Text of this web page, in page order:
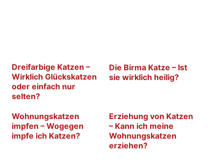
Dreifarbige Katzen –
Wirklich Glückskatzen
oder einfach nur
selten?
Die Birma Katze – Ist
sie wirklich heilig?
Wohnungskatzen
impfen – Wogegen
impfe ich Katzen?
Erziehung von Katzen
– Kann ich meine
Wohnungskatzen
erziehen?